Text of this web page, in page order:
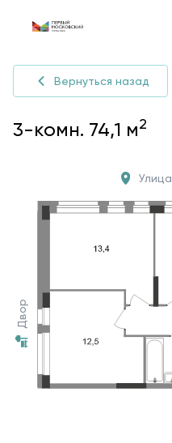
Вернуться назад
3-комн. 74,1 м2
Двор
Улица